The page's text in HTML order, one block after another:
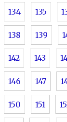
134 135
138 139
142 143
146 147
150 151